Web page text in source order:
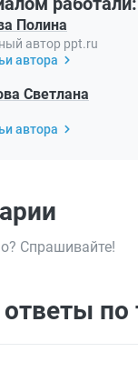
Полина
автор ppt.ru
автора
Светлана
автора
Спрашивайте!